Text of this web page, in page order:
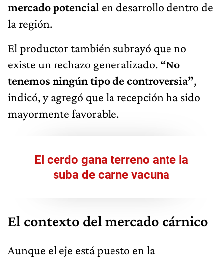
mercado potencial en desarrollo dentro de
la región.
El productor también subrayó que no
existe un rechazo generalizado. “No
tenemos ningún tipo de controversia”,
indicó, y agregó que la recepción ha sido
mayormente favorable.
El cerdo gana terreno ante la
suba de carne vacuna
El contexto del mercado cárnico
Aunque el eje está puesto en la